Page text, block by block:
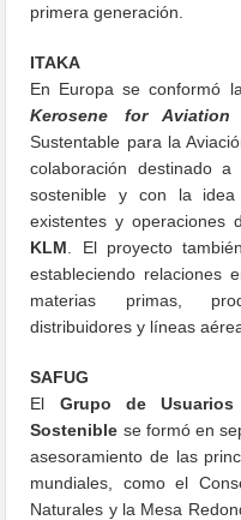
primera generación.
ITAKA
En Europa se conformó la
Kerosene for Aviation
Sustentable para la
colaboración destinado
sostenible y con la
existentes y operaciones
KLM . El proyecto
estableciendo relaciones
materias primas,
distribuidores y líneas
SAFUG
El Grupo de
Sostenible se formó en
asesoramiento de las
mundiales, como el
Naturales y la Mesa